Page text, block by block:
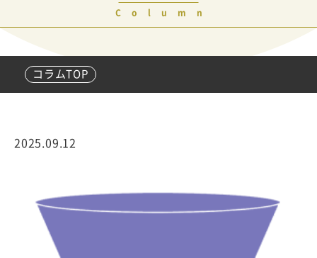
Column
コラムTOP
2025.09.12